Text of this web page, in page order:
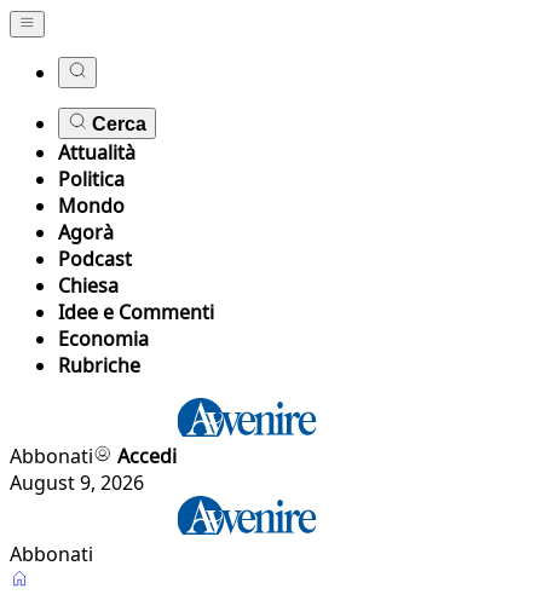
Cerca
Attualità
Politica
Mondo
Agorà
Podcast
Chiesa
Idee e Commenti
Economia
Rubriche
Abbonati
Accedi
August 9, 2026
Abbonati